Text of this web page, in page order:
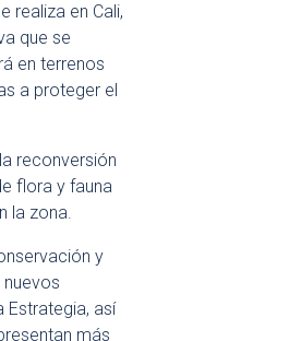
realiza en Cali,
que se
en terrenos
a proteger el
reconversión
flora y fauna
la zona.
y
así
más